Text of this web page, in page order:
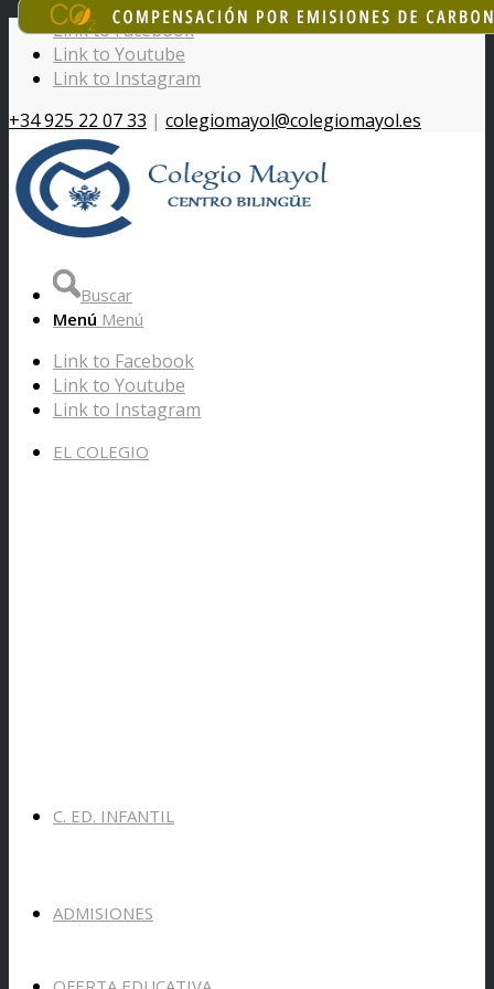
Link to Facebook
Link to Youtube
Link to Instagram
+34 925 22 07 33 | colegiomayol@colegiomayol.es
Buscar
Menú Menú
Link to Facebook
Link to Youtube
Link to Instagram
EL COLEGIO
C. ED. INFANTIL
ADMISIONES